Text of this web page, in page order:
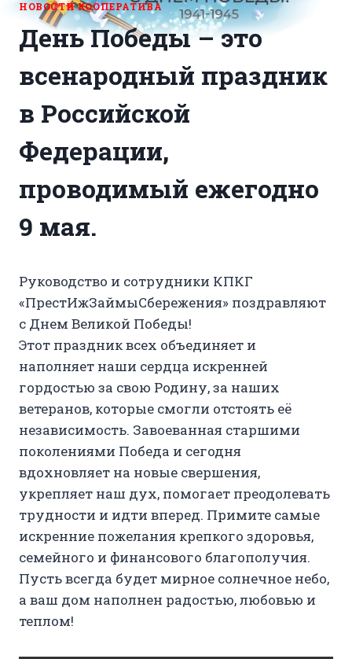
НОВОСТИ КООПЕРАТИВА
День Победы– это
всенародный праздник
в Российской
Федерации,
проводимый ежегодно
9 мая.
Руководство и сотрудники КПКГ
«ПрестИжЗаймыСбережения» поздравляют
с Днем Великой Победы!
Этот праздник всех объединяет и
наполняет наши сердца искренней
гордостью за свою Родину, за наших
ветеранов, которые смогли отстоять её
независимость. Завоеванная старшими
поколениями Победа и сегодня
вдохновляет на новые свершения,
укрепляет наш дух, помогает преодолевать
трудности и идти вперед. Примите самые
искренние пожелания крепкого здоровья,
семейного и финансового благополучия.
Пусть всегда будет мирное солнечное небо,
а ваш дом наполнен радостью, любовью и
теплом!